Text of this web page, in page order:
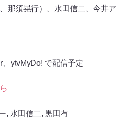
那須晃行）、水田信二、今井ア
、ytvMyDo! で配信予定
, 水田信二, 黒田有